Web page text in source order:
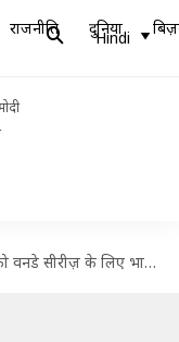
राजनीति दुनिया
Hindi
भारत बुलाना चाहती है BCCI, मंत्रालय को लिखा खत